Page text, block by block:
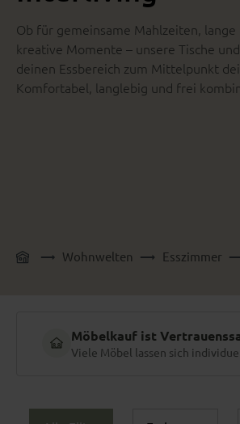
Ob für gemeinsame Mahlzeiten, lange
kreative Momente – unsere Tische
deinen Essbereich zum Mittelpunkt
Komfortabel, langlebig und frei
Wohnwelten Esszimmer
Möbelkauf ist
Viele Möbel lassen sich